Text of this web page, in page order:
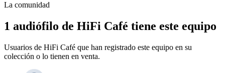
La comunidad
1 audiófilo de HiFi Café tiene este equipo
Usuarios de HiFi Café que han registrado este equipo en su
colección o lo tienen en venta.